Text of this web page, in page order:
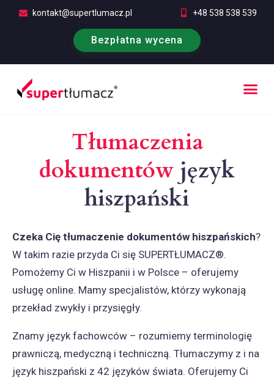
kontakt@supertlumacz.pl +48 538 538 539
Bezpłatna wycena
Tłumaczenia
dokumentów język
hiszpański
Czeka Cię tłumaczenie dokumentów hiszpańskich?
W takim razie przyda Ci się SUPERTŁUMACZ®.
Pomożemy Ci w Hiszpanii i w Polsce – oferujemy
usługę online. Mamy specjalistów, którzy wykonają
przekład zwykły i przysięgły.
Znamy język fachowców – rozumiemy terminologię
prawniczą, medyczną i techniczną. Tłumaczymy z i na
język hiszpański z 42 języków świata. Oferujemy Ci